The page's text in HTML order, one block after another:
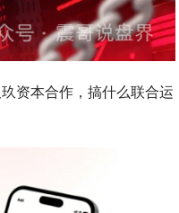
资本合作，搞什么联合运